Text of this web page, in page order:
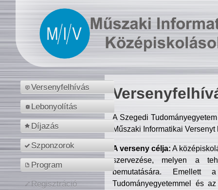
Versenyfelhívás
Lebonyolítás
Díjazás
Szponzorok
Program
Regisztráció
A Szegedi
Műszaki Informatikai
A verseny célja: A
szervezése, melyen a
bemutatására. Emellett
Tudományegyetemmel és